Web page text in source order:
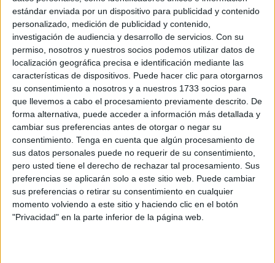
estándar enviada por un dispositivo para publicidad y contenido
personalizado, medición de publicidad y contenido,
investigación de audiencia y desarrollo de servicios. Con su
permiso, nosotros y nuestros socios podemos utilizar datos de
localización geográfica precisa e identificación mediante las
características de dispositivos. Puede hacer clic para otorgarnos
su consentimiento a nosotros y a nuestros 1733 socios para
que llevemos a cabo el procesamiento previamente descrito. De
forma alternativa, puede acceder a información más detallada y
cambiar sus preferencias antes de otorgar o negar su
consentimiento. Tenga en cuenta que algún procesamiento de
sus datos personales puede no requerir de su consentimiento,
pero usted tiene el derecho de rechazar tal procesamiento. Sus
preferencias se aplicarán solo a este sitio web. Puede cambiar
sus preferencias o retirar su consentimiento en cualquier
momento volviendo a este sitio y haciendo clic en el botón
"Privacidad" en la parte inferior de la página web.
Los criterios de adjudicación, del Salón de
Embajadores del Ministerio a Emvicesa
POR A.Q. 14/12/2017 0
Sobre prudencia y responsabilidad
POR REDACCIÓN 07/12/2017 0
Le piden 5 años y medio de prisión por tráfico
de cocaína
POR CARMEN ECHARRI 06/12/2017 0
El útero y el alma, por Esther Esteban
POR ESTHER ESTEBAN,REDACCIÓN 30/11/2017 0
Sentenciado a dos años de prisión por robar
en una vivienda